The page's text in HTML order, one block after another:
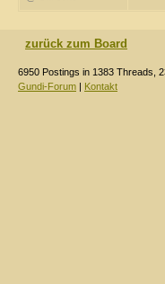
zurück zum Board
6950 Postings in 1383 Threads,
Gundi-Forum | Kontakt